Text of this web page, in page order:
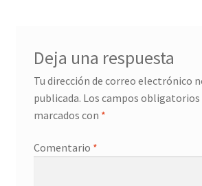
Deja una respuesta
Tu dirección de correo electrónico
publicada. Los campos obligatorios
marcados con *
Comentario *